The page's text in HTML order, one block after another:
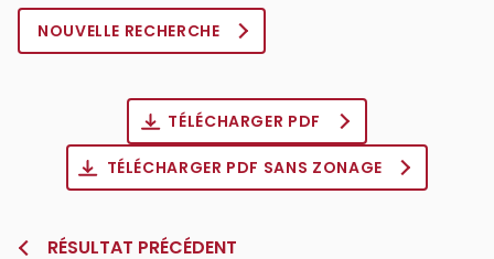
NOUVELLE RECHERCHE
TÉLÉCHARGER PDF
TÉLÉCHARGER PDF SANS ZONAGE
RÉSULTAT PRÉCÉDENT